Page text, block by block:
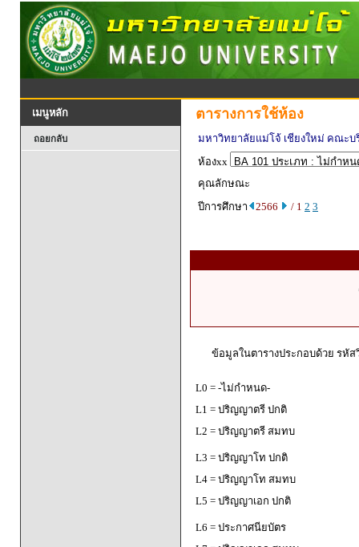
เมนูหลัก
ถอยกลับ
ตารางการใช้ห้อง
มหาวิทยาลัยแม่โจ้ เชียงใหม่ คณะบ
ห้องxx
คุณลักษณะ
ปีการศึกษา
2566 / 1 2 3
ข้อมูลในตารางประกอบด้วย รหั
L0 = -ไม่กำหนด-
L1 = ปริญญาตรี ปกติ
L2 = ปริญญาตรี สมทบ
L3 = ปริญญาโท ปกติ
L4 = ปริญญาโท สมทบ
L5 = ปริญญาเอก ปกติ
L6 = ประกาศนียบัตร